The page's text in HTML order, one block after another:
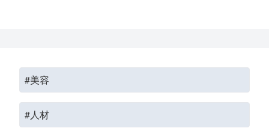
#美容
#人材